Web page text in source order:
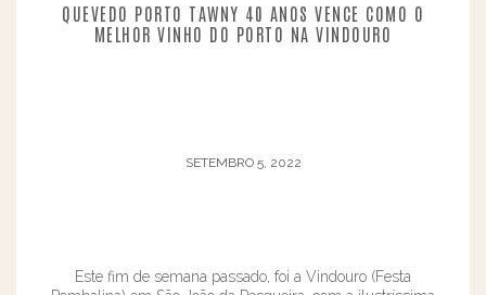
QUEVEDO PORTO TAWNY 40 ANOS VENCE COMO O
MELHOR VINHO DO PORTO NA VINDOURO
SETEMBRO 5, 2022
Este fim de semana passado, foi a Vindouro (Festa